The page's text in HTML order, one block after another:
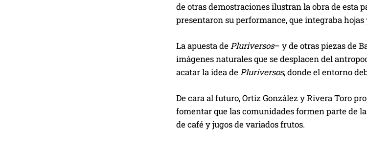
de otras demostraciones ilustran la obra de esta
presentaron su performance, que integraba
La apuesta de Pluriversos– y de otras piezas de
imágenes naturales que se desplacen del
acatar la idea de Pluriversos, donde el entorno
De cara al futuro, Ortiz González y Rivera Toro
fomentar que las comunidades formen parte de
de café y jugos de variados frutos.